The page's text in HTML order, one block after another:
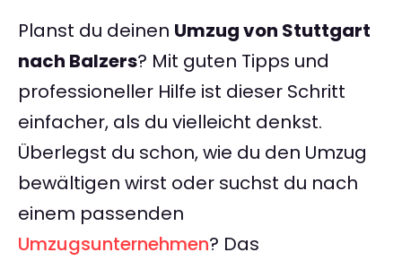
Planst du deinen Umzug von Stuttgart
nach Balzers? Mit guten Tipps und
professioneller Hilfe ist dieser Schritt
einfacher, als du vielleicht denkst.
Überlegst du schon, wie du den Umzug
bewältigen wirst oder suchst du nach
einem passenden
Umzugsunternehmen? Das